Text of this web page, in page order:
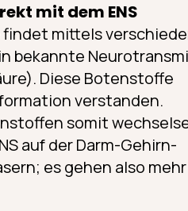
mit dem ENS
findet mittels
bekannte
Diese Botenstoffe
verstanden.
somit
auf der Darm-Gehirn-
es gehen also mehr